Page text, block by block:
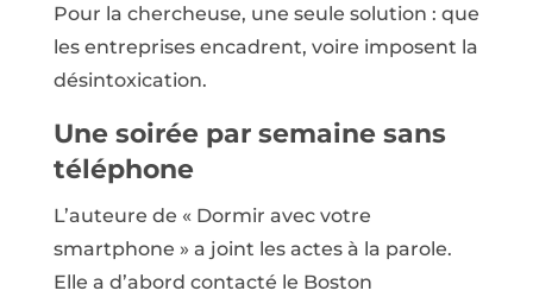
Pour la chercheuse, une seule solution : que
les entreprises encadrent, voire imposent la
désintoxication.
Une soirée par semaine sans
téléphone
L’auteure de « Dormir avec votre
smartphone » a joint les actes à la parole.
Elle a d’abord contacté le Boston